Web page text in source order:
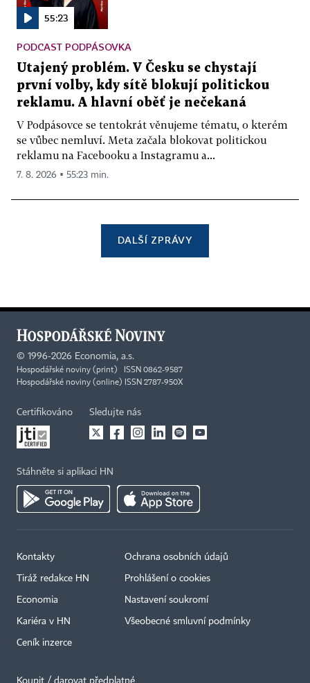
55:23
PODCAST PODPÁSOVKA
Utajený problém. V Česku se chystají
první volby, kdy sítě blokují politickou
reklamu. A hlavní oběť je nečekaná
V Podpásovce se tentokrát věnujeme tématu, o kterém
se vůbec nemluví. Meta začala blokovat politickou
reklamu na Facebooku a Instagramu a...
7. 8. 2026 ▪ 55:23 min.
DALŠÍ ZPRÁVY
© 1996-2026 Economia, a.s.
Hospodářské noviny (print) ISSN 0862-9587
Hospodářské noviny (online) ISSN 2787-950X
Certifikováno Sledujte nás
Stáhněte si aplikaci HN
Kontakty
Tiráž redakce HN
Economia
Kariéra v HN
Ceník inzerce
Ochrana osobních údajů
Prohlášení o cookies
Nastavení soukromí
Všeobecné smluvní podmínky
Koupit / darovat předplatné